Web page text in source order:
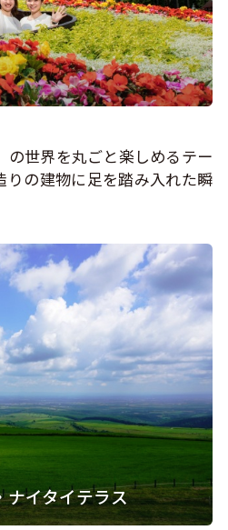
の世界を丸ごと楽しめるテー
りの建物に足を踏み入れた瞬
ナイタイテラス